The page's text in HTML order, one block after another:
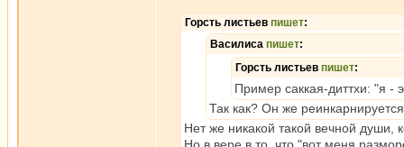
Горсть листьев пишет:
Василиса пишет:
Горсть листьев пишет:
Пример саккая-диттхи: "я -
Так как? Он же
Нет же никакой такой вечной